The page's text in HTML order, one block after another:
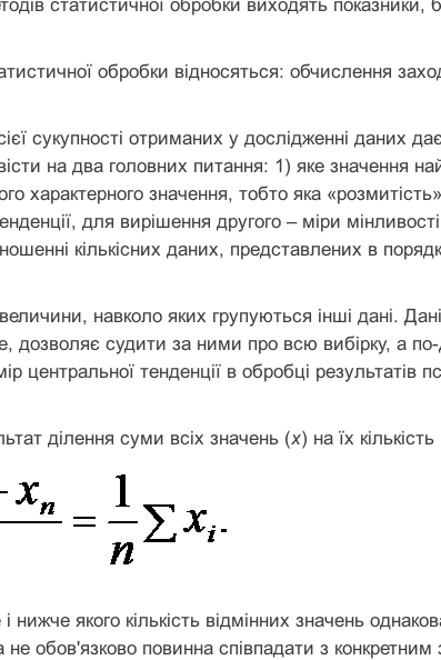
статистичної обробки виходять
обробки відносяться: обчислення
сукупності отриманих у дослідженні даних
на два головних питання: 1) яке значення
характерного значення, тобто яка
для вирішення другого – міри
кількісних даних, представлених в
навколо яких групуються інші дані.
дозволяє судити за ними про всю вибірку, а по-
центральної тенденції в обробці результатів
ділення суми всіх значень (х) на їх кількість
якого кількість відмінних значень
обов'язково повинна співпадати з конкретним